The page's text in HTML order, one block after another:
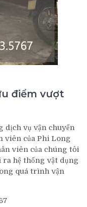
điểm vượt
dịch vụ vận chuyển
viên của Phi Long
viên của chúng tôi
hệ thống vật dụng
quá trình vận